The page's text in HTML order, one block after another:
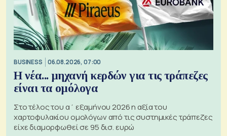
BUSINESS 06.08.2026, 07:00
Η νέα... μηχανή κερδών για τις τράπεζες
είναι τα ομόλογα
Στο τέλος του α΄ εξαμήνου 2026 η αξία του
χαρτοφυλακίου ομολόγων από τις συστημικές τράπεζες
είχε διαμορφωθεί σε 95 δισ. ευρώ